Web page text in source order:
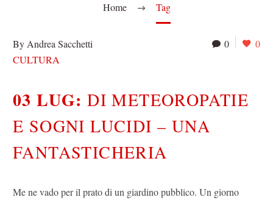
Home Tag
0 0
By Andrea Sacchetti
CULTURA
03 LUG:DI METEOROPATIE
E SOGNI LUCIDI – UNA
FANTASTICHERIA
Me ne vado per il prato di un giardino pubblico. Un giorno